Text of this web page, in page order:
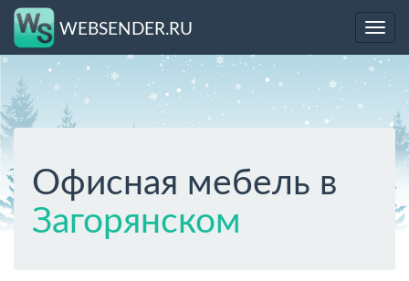
WEBSENDER.RU
Офисная мебель в
Загорянском